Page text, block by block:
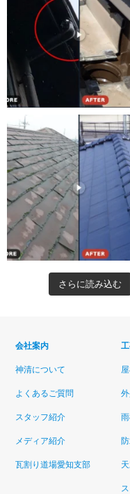
さらに読み込む
会社案内
神清について
よくあるご質問
スタッフ紹介
メディア紹介
瓦割り道場愛知支部